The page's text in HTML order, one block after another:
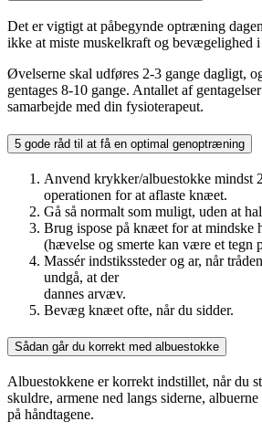
Det er vigtigt at påbegynde optræning
ikke at miste muskelkraft og bevægelighed
Øvelserne skal udføres 2-3 gange dagligt,
gentages 8-10 gange. Antallet af
samarbejde med din fysioterapeut.
5 gode råd til at få en optimal genoptræning
Anvend krykker/albuestokke mindst
operationen for at aflaste knæet.
Gå så normalt som muligt, uden at
Brug ispose på knæet for at mindske
(hævelse og smerte kan være et tegn
Massér indstikssteder og ar, når
undgå, at der
dannes arvæv.
Bevæg knæet ofte, når du sidder.
Sådan går du korrekt med albuestokke
Albuestokkene er korrekt indstillet, når du
skuldre, armene ned langs siderne,
på håndtagene.